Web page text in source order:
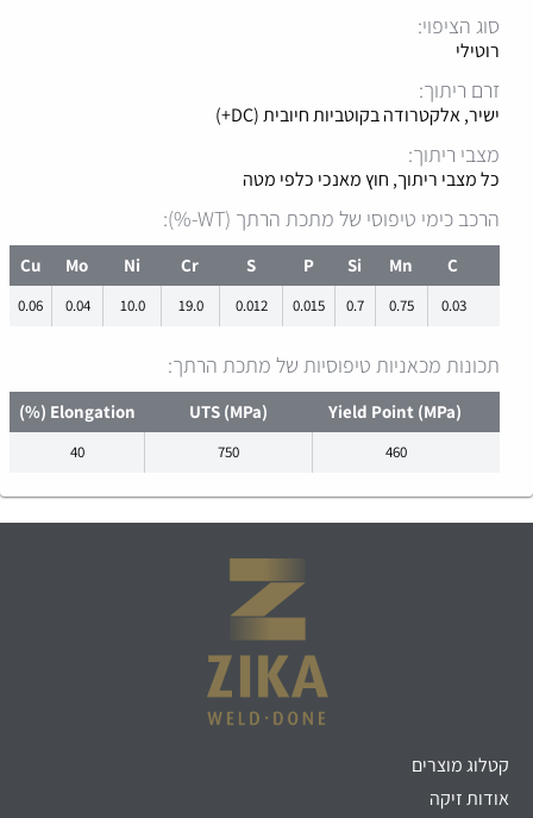
סוג הציפוי:
רוטילי
זרם ריתוך:
ישיר, אלקטרודה בקוטביות חיובית (DC+)
מצבי ריתוך:
כל מצבי ריתוך, חוץ מאנכי כלפי מטה
הרכב כימי טיפוסי של מתכת הרתך (WT-%):
C
Mn
Si
P
S
Cr
Ni
Mo
Cu
0.03
0.75
0.7
0.015
0.012
19.0
10.0
0.04
0.06
תכונות מכאניות טיפוסיות של מתכת הרתך:
Yield Point (MPa)
UTS (MPa)
Elongation (%)
460
750
40
קטלוג מוצרים
אודות זיקה